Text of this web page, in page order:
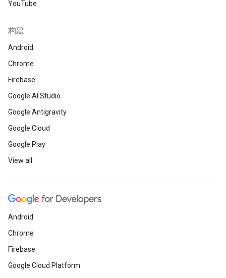
YouTube
构建
Android
Chrome
Firebase
Google AI Studio
Google Antigravity
Google Cloud
Google Play
View all
Android
Chrome
Firebase
Google Cloud Platform